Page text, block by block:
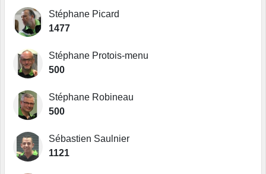
Stéphane Picard
1477
Stéphane Protois-menu
500
Stéphane Robineau
500
Sébastien Saulnier
1121